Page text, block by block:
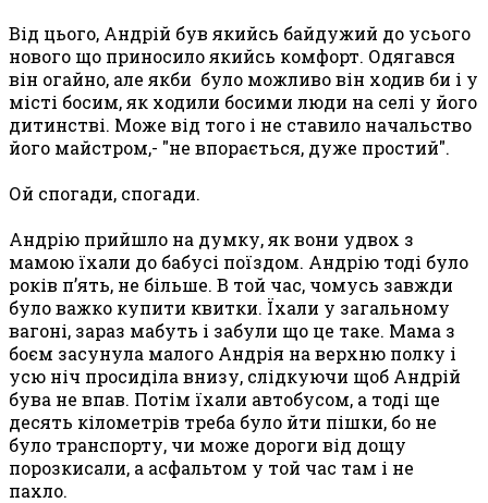
Від цього, Андрій був якийсь байдужий до усього
нового що приносило якийсь комфорт. Одягався
він огайно, але якби було можливо він ходив би і у
місті босим, як ходили босими люди на селі у його
дитинстві. Може від того і не ставило начальство
його майстром,- "не впорається, дуже простий".
Ой спогади, спогади.
Андрію прийшло на думку,як вони удвох з
мамою їхали до бабусі поїздом. Андрію тоді було
років п’ять, не більше. В той час, чомусь завжди
було важко купити квитки. Їхали у загальному
вагоні, зараз мабуть і забули що це таке. Мама з
боєм засунула малого Андрія на верхню полку і
усю ніч просиділа внизу, слідкуючи щоб Андрій
бува не впав. Потім їхали автобусом, а тоді ще
десять кілометрів треба було йти пішки, бо не
було транспорту, чи може дороги від дощу
порозкисали, а асфальтом у той час там і не
пахло.